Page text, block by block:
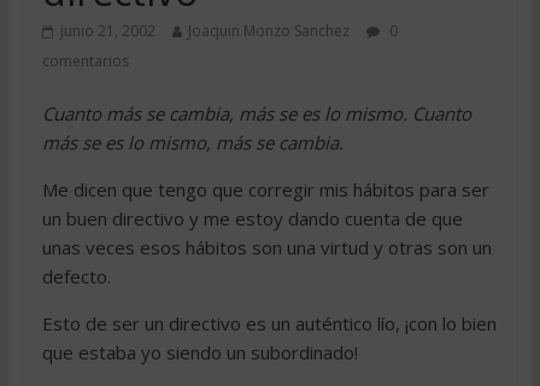
junio 21, 2002 Joaquin Monzo Sanchez
0
comentarios
Cuanto más se cambia, más se es lo mismo. Cuanto
más se es lo mismo, más se cambia.
Me dicen que tengo que corregir mis hábitos para ser
un buen directivo y me estoy dando cuenta de que
unas veces esos hábitos son una virtud y otras son un
defecto.
Esto de ser un directivo es un auténtico lío, ¡con lo bien
que estaba yo siendo un subordinado!